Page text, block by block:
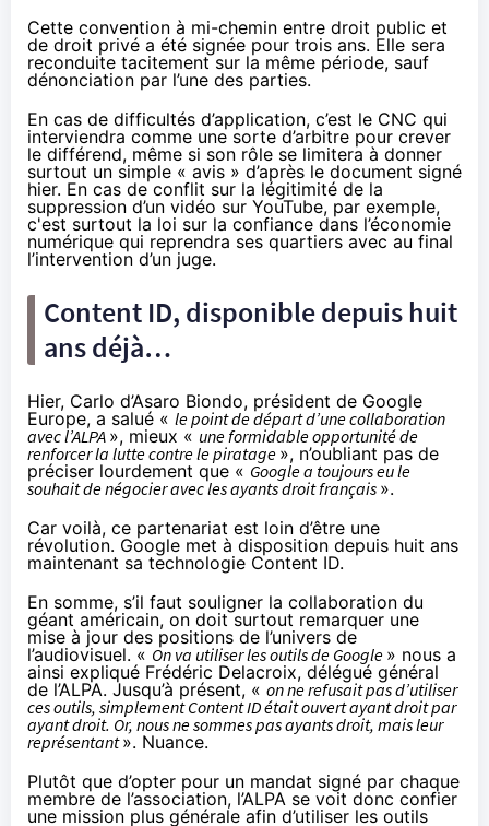
Cette convention à mi-chemin entre droit public et
de droit privé a été signée pour trois ans. Elle sera
reconduite tacitement sur la même période, sauf
dénonciation par l’une des parties.
En cas de difficultés d’application, c’est le CNC qui
interviendra comme une sorte d’arbitre pour crever
le différend, même si son rôle se limitera à donner
surtout un simple « avis » d’après le document signé
hier. En cas de conflit sur la légitimité de la
suppression d’un vidéo sur YouTube, par exemple,
c'est surtout la loi sur la confiance dans l’économie
numérique qui reprendra ses quartiers avec au final
l’intervention d’un juge.
Content ID, disponible depuis huit
ans déjà…
Hier, Carlo d’Asaro Biondo, président de Google
Europe, a salué « le point de départ d’une collaboration
avec l’ALPA », mieux « une formidable opportunité de
renforcer la lutte contre le piratage », n’oubliant pas de
préciser lourdement que « Google a toujours eu le
souhait de négocier avec les ayants droit français ».
Car voilà, ce partenariat est loin d’être une
révolution. Google met à disposition depuis huit ans
maintenant sa technologie Content ID.
En somme, s’il faut souligner la collaboration du
géant américain, on doit surtout remarquer une
mise à jour des positions de l’univers de
l’audiovisuel. « On va utiliser les outils de Google » nous a
ainsi expliqué Frédéric Delacroix, délégué général
de l’ALPA. Jusqu’à présent, « on ne refusait pas d’utiliser
ces outils, simplement Content ID était ouvert ayant droit par
ayant droit. Or, nous ne sommes pas ayants droit, mais leur
représentant». Nuance.
Plutôt que d’opter pour un mandat signé par chaque
membre de l’association, l’ALPA se voit donc confier
une mission plus générale afin d’utiliser les outils